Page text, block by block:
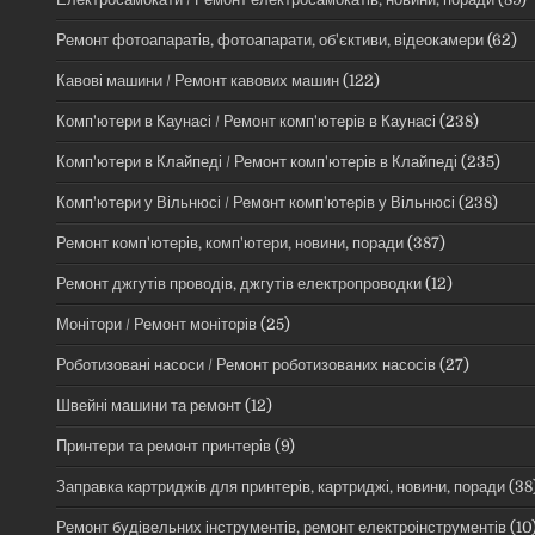
Ремонт фотоапаратів, фотоапарати, об'єктиви, відеокамери (62)
Кавові машини / Ремонт кавових машин (122)
Комп'ютери в Каунасі / Ремонт комп'ютерів в Каунасі (238)
Комп'ютери в Клайпеді / Ремонт комп'ютерів в Клайпеді (235)
Комп'ютери у Вільнюсі / Ремонт комп'ютерів у Вільнюсі (238)
Ремонт комп'ютерів, комп'ютери, новини, поради (387)
Ремонт джгутів проводів, джгутів електропроводки (12)
Монітори / Ремонт моніторів (25)
Роботизовані насоси / Ремонт роботизованих насосів (27)
Швейні машини та ремонт (12)
Принтери та ремонт принтерів (9)
Заправка картриджів для принтерів, картриджі, новини, поради
Ремонт будівельних інструментів, ремонт електроінструментів